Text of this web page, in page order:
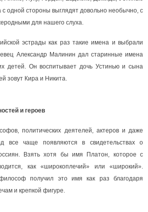
одной стороны выглядят довольно необычно, с
для нашего слуха.
эстрады как раз такие имена и выбрали
Александр Малинин дал старинные имена
детей. Он воспитывает дочь Устинью и сына
зовут Кира и Никита.
и героев
политических деятелей, актеров и даже
все чаще появляются в свидетельствах о
Взять хотя бы имя Платон, которое с
как «широкоплечий» или «широкий».
получил это имя как раз благодаря
и крепкой фигуре.